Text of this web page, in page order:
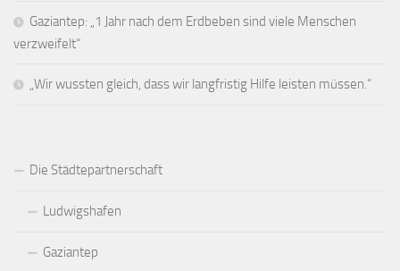
Gaziantep: „1 Jahr nach dem Erdbeben sind viele Menschen
verzweifelt“
„Wir wussten gleich, dass wir langfristig Hilfe leisten müssen.“
Die Städtepartnerschaft
Ludwigshafen
Gaziantep